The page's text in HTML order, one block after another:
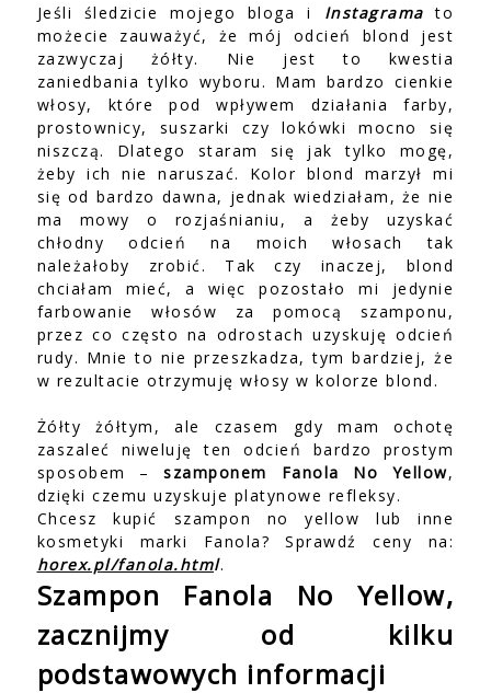
Jeśli śledzicie mojego bloga i Instagramato
możecie zauważyć, że mój odcień blond jest
zazwyczaj żółty. Nie jest to kwestia
zaniedbania tylko wyboru. Mam bardzo cienkie
włosy, które pod wpływem działania farby,
prostownicy, suszarki czy lokówki mocno się
niszczą. Dlatego staram się jak tylko mogę,
żeby ich nie naruszać. Kolor blond marzył mi
się od bardzo dawna, jednak wiedziałam, że nie
ma mowy o rozjaśnianiu, a żeby uzyskać
chłodny odcień na moich włosach tak
należałoby zrobić. Tak czy inaczej, blond
chciałam mieć, a więc pozostało mi jedynie
farbowanie włosów za pomocą szamponu,
przez co często na odrostach uzyskuję odcień
rudy. Mnie to nie przeszkadza, tym bardziej, że
w rezultacie otrzymuję włosy w kolorze blond.
Żółty żółtym, ale czasem gdy mam ochotę
zaszaleć niweluję ten odcień bardzo prostym
sposobem –szamponem Fanola No Yellow,
dzięki czemu uzyskuje platynowe refleksy.
Chcesz kupić szampon no yellow lub inne
kosmetyki marki Fanola? Sprawdź ceny na:
horex.pl/fanola.html.
Szampon Fanola No Yellow,
zacznijmy od kilku
podstawowych informacji